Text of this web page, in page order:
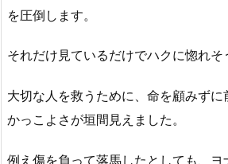
を圧倒します。
それだけ見ているだけでハクに惚れそ
大切な人を救うために、命を顧みず
かっこよさが垣間見えました。
例え傷を負って落馬したとしても、